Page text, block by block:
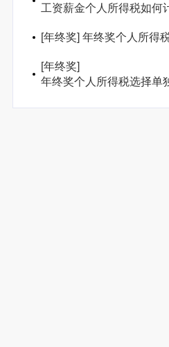
工资薪金个人所得税如何
[年终奖] 年终奖个人所得
[年终奖]
年终奖个人所得税选择单